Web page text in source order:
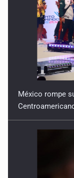
México rompe